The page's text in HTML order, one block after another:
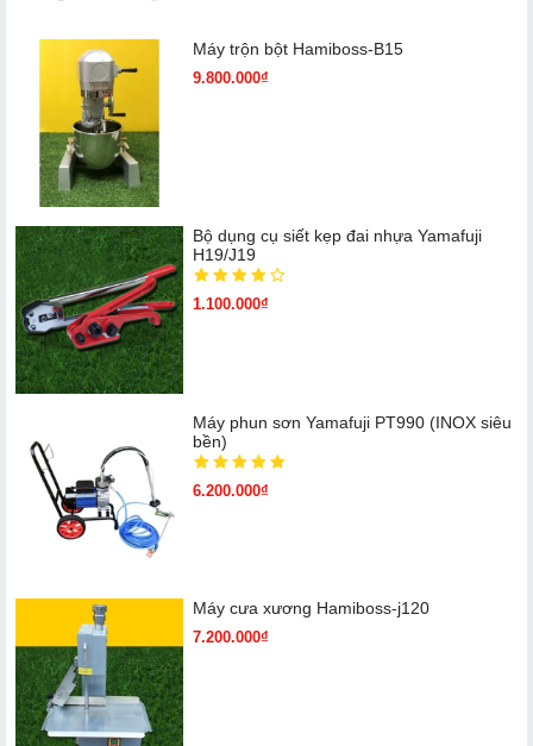
Máy trộn bột Hamiboss-B15
9.800.000₫
Bộ dụng cụ siết kẹp đai nhựa Yamafuji
H19/J19
1.100.000₫
Máy phun sơn Yamafuji PT990 (INOX siêu
bền)
6.200.000₫
Máy cưa xương Hamiboss-j120
7.200.000₫